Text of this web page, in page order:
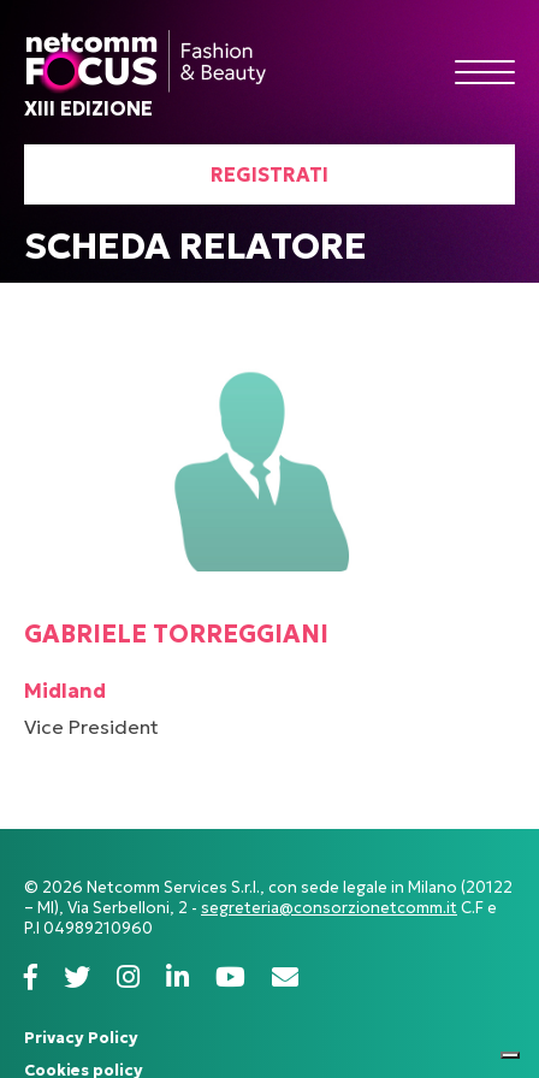
XIII EDIZIONE
REGISTRATI
SCHEDA RELATORE
GABRIELE TORREGGIANI
Midland
Vice President
© 2026 Netcomm Services S.r.l., con sede legale in Milano (20122
– MI), Via Serbelloni, 2 - segreteria@consorzionetcomm.it C.F e
P.I 04989210960
Privacy Policy
Cookies policy